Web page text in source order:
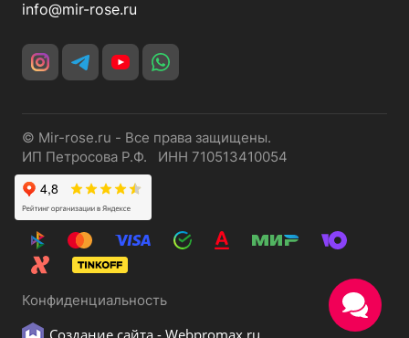
info@mir-rose.ru
© Mir-rose.ru - Все права защищены.
ИП Петросова Р.Ф. ИНН 710513410054
Конфиденциальность
Создание сайта - Webpromax.ru